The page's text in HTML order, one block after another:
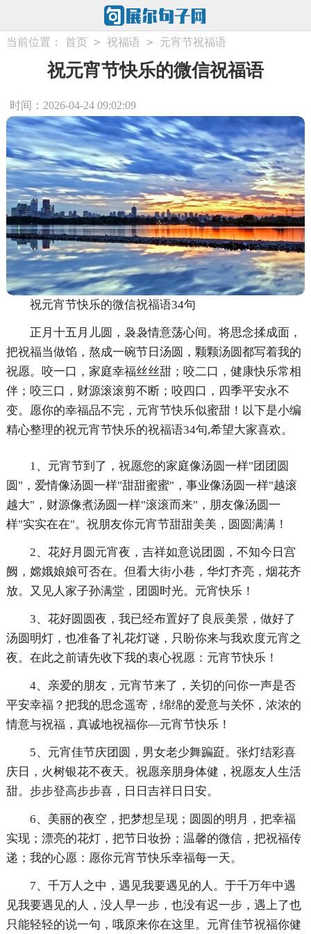
当前位置： 首页 > 祝福语 > 元宵节祝福语
祝元宵节快乐的微信祝福语
时间：2026-04-24 09:02:09
祝元宵节快乐的微信祝福语34句
正月十五月儿圆，袅袅情意荡心间。将思念揉成面，
把祝福当做馅，熬成一碗节日汤圆，颗颗汤圆都写着我的
祝愿。咬一口，家庭幸福丝丝甜；咬二口，健康快乐常相
伴；咬三口，财源滚滚剪不断；咬四口，四季平安永不
变。愿你的幸福品不完，元宵节快乐似蜜甜！以下是小编
精心整理的祝元宵节快乐的祝福语34句,希望大家喜欢。
1、元宵节到了，祝愿您的家庭像汤圆一样"团团圆
圆"，爱情像汤圆一样"甜甜蜜蜜"，事业像汤圆一样"越滚
越大"，财源像煮汤圆一样"滚滚而来"，朋友像汤圆一
样"实实在在"。祝朋友你元宵节甜甜美美，圆圆满满！
2、花好月圆元宵夜，吉祥如意说团圆，不知今日宫
阙，嫦娥娘娘可否在。但看大街小巷，华灯齐亮，烟花齐
放。又见人家子孙满堂，团圆时光。元宵快乐！
3、花好圆圆夜，我已经布置好了良辰美景，做好了
汤圆明灯，也准备了礼花灯谜，只盼你来与我欢度元宵之
夜。在此之前请先收下我的衷心祝愿：元宵节快乐！
4、亲爱的朋友，元宵节来了，关切的问你一声是否
平安幸福？把我的思念遥寄，绵绵的爱意与关怀，浓浓的
情意与祝福，真诚地祝福你—元宵节快乐！
5、元宵佳节庆团圆，男女老少舞蹁跹。张灯结彩喜
庆日，火树银花不夜天。祝愿亲朋身体健，祝愿友人生活
甜。步步登高步步喜，日日吉祥日日安。
6、美丽的夜空，把梦想呈现；圆圆的明月，把幸福
实现；漂亮的花灯，把节日妆扮；温馨的微信，把祝福传
递；我的心愿：愿你元宵节快乐幸福每一天。
7、千万人之中，遇见我要遇见的人。于千万年中遇
见我要遇见的人，没人早一步，也没有迟一步，遇上了也
只能轻轻的说一句，哦原来你在这里。元宵佳节祝福你健